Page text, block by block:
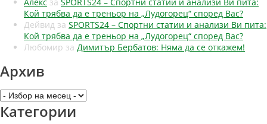
Кой трябва да е треньор на „Лудогорец“ според Вас?
Дейвид за SPORTS24 – Спортни статии и анализи Ви пита:
Кой трябва да е треньор на „Лудогорец“ според Вас?
Любомир за Димитър Бербатов: Няма да се откажем!
Архив
Архив
Категории